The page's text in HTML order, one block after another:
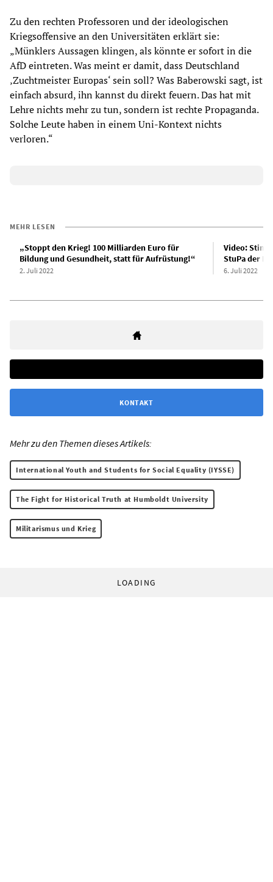
Zu den rechten Professoren und der ideologischen
Kriegsoffensive an den Universitäten erklärt sie:
„Münklers Aussagen klingen, als könnte er sofort in die
AfD eintreten. Was meint er damit, dass Deutschland
‚Zuchtmeister Europas‘ sein soll? Was Baberowski sagt, ist
einfach absurd, ihn kannst du direkt feuern. Das hat mit
Lehre nichts mehr zu tun, sondern ist rechte Propaganda.
Solche Leute haben in einem Uni-Kontext nichts
verloren.“
MEHR LESEN
„Stoppt den Krieg! 100 Milliarden Euro für
Bildung und Gesundheit, statt für Aufrüstung!“
2. Juli 2022
Video:
StuPa der
6. Juli 2022
KONTAKT
Mehr zu den Themen dieses Artikels:
International Youth and Students for Social Equality (IYSSE)
The Fight for Historical Truth at Humboldt University
Militarismus und Krieg
LOADING